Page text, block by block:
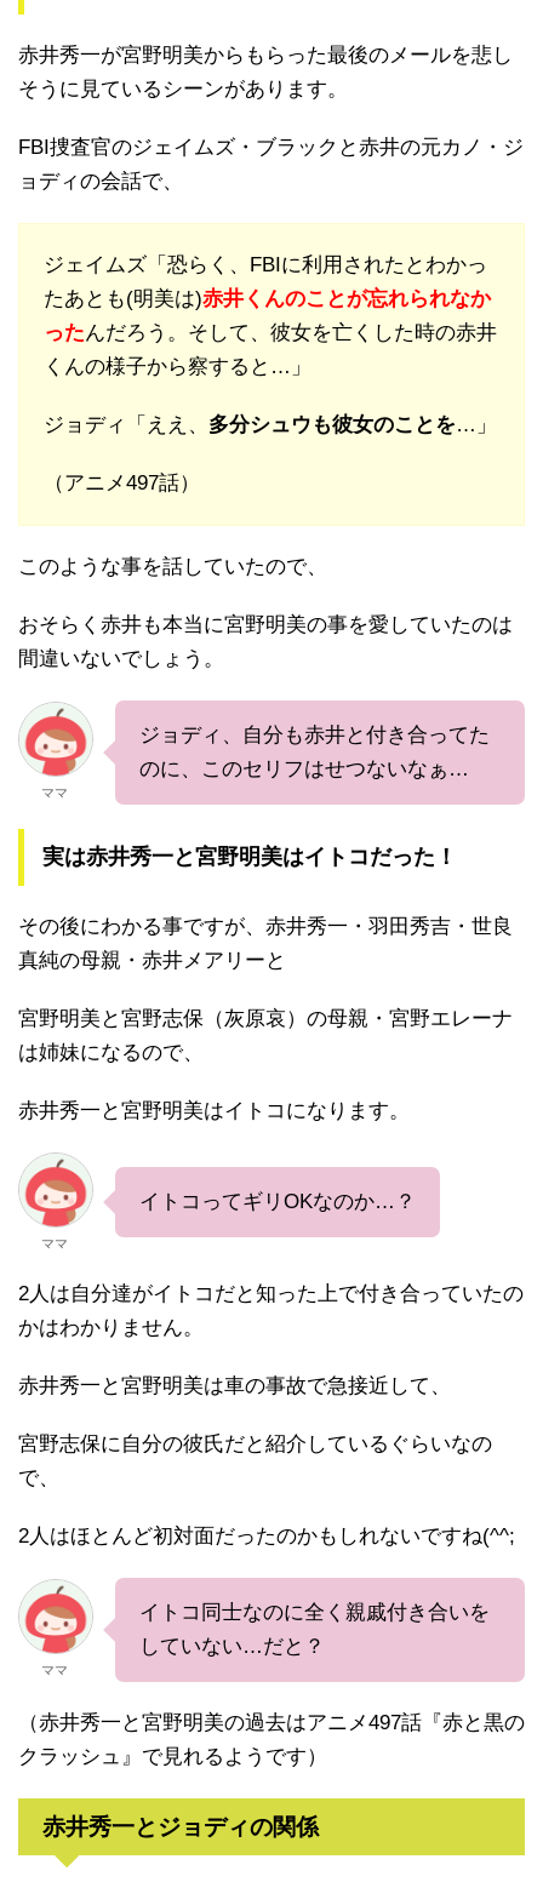
赤井秀一が宮野明美からもらった最後のメールを悲し
そうに見ているシーンがあります。
FBI捜査官のジェイムズ・ブラックと赤井の元カノ・ジ
ョディの会話で、
ジェイムズ「恐らく、FBIに利用されたとわかっ
たあとも(明美は)赤井くんのことが忘れられなか
ったんだろう。そして、彼女を亡くした時の赤井
くんの様子から察すると…」
ジョディ「ええ、 多分シュウも彼女のことを…」
（アニメ497話）
このような事を話していたので、
おそらく赤井も本当に宮野明美の事を愛していたのは
間違いないでしょう。
ママ
ジョディ、自分も赤井と付き合ってた
のに、このセリフはせつないなぁ…
実は赤井秀一と宮野明美はイトコだった！
その後にわかる事ですが、赤井秀一・羽田秀吉・世良
真純の母親・赤井メアリーと
宮野明美と宮野志保（灰原哀）の母親・宮野エレーナ
は姉妹になるので、
赤井秀一と宮野明美はイトコになります。
ママ
イトコってギリOKなのか…？
2人は自分達がイトコだと知った上で付き合っていたの
かはわかりません。
赤井秀一と宮野明美は車の事故で急接近して、
宮野志保に自分の彼氏だと紹介しているぐらいなの
で、
2人はほとんど初対面だったのかもしれないですね(^^;
ママ
イトコ同士なのに全く親戚付き合いを
していない…だと？
（赤井秀一と宮野明美の過去はアニメ497話『赤と黒の
クラッシュ』で見れるようです）
赤井秀一とジョディの関係